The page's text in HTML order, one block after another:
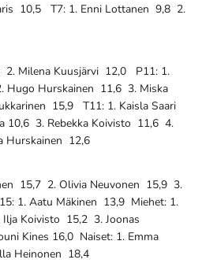
10,5 T7: 1. Enni Lottanen 9,8 2.
2. Milena Kuusjärvi 12,0 P11: 1.
Hugo Hurskainen 11,6 3. Miska
15,9 T11: 1. Kaisla Saari
10,6 3. Rebekka Koivisto 11,6 4.
Hurskainen 12,6
15,7 2. Olivia Neuvonen 15,9 3.
1. Aatu Mäkinen 13,9 Miehet: 1.
Koivisto 15,2 3. Joonas
Kines 16,0 Naiset: 1. Emma
Heinonen 18,4